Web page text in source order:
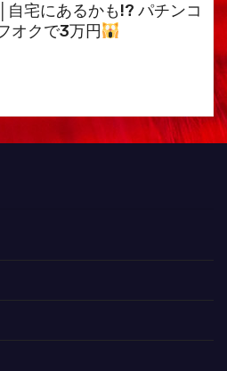
│自宅にあるかも!? パチンコ
オクで3万円